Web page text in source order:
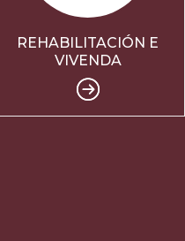
REHABILITACIÓN E
VIVENDA